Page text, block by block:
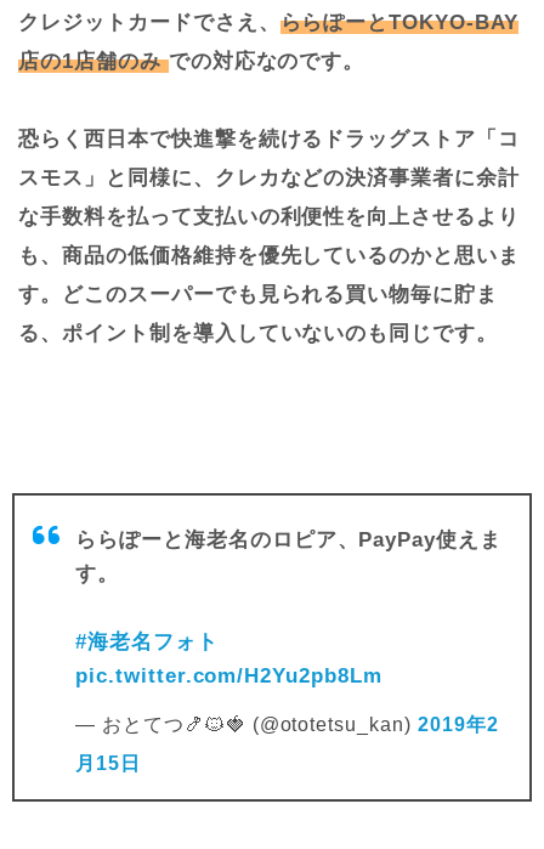
クレジットカードでさえ、 ららぽーとTOKYO-BAY
店の1店舗のみでの対応なのです。
恐らく西日本で快進撃を続けるドラッグストア「コ
スモス」と同様に、クレカなどの決済事業者に余計
な手数料を払って支払いの利便性を向上させるより
も、商品の低価格維持を優先しているのかと思いま
す。どこのスーパーでも見られる買い物毎に貯ま
る、ポイント制を導入していないのも同じです。
ららぽーと海老名のロピア、PayPay使えま
す。
#海老名フォト
pic.twitter.com/H2Yu2pb8Lm
— おとてつ🍤🐱🍓 (@ototetsu_kan) 2019年2
月15日